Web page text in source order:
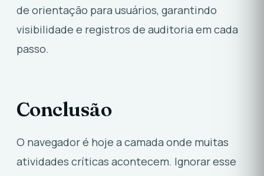
de orientação para usuários, garantindo
visibilidade e registros de auditoria em cada
passo.
Conclusão
O navegador é hoje a camada onde muitas
atividades críticas acontecem. Ignorar esse